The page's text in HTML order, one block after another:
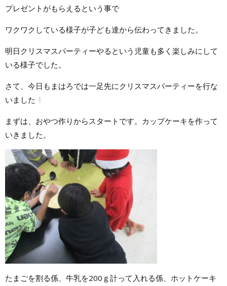
プレゼントがもらえるという事で
ワクワクしている様子が子ども達から伝わってきました。
明日クリスマスパーティーやるという児童も多く楽しみにして
いる様子でした。
さて、今日もまはろでは一足先にクリスマスパーティーを行な
いました
まずは、おやつ作りからスタートです。カップケーキを作って
いきました。
たまごを割る係、牛乳を200ｇ計って入れる係、ホットケーキ